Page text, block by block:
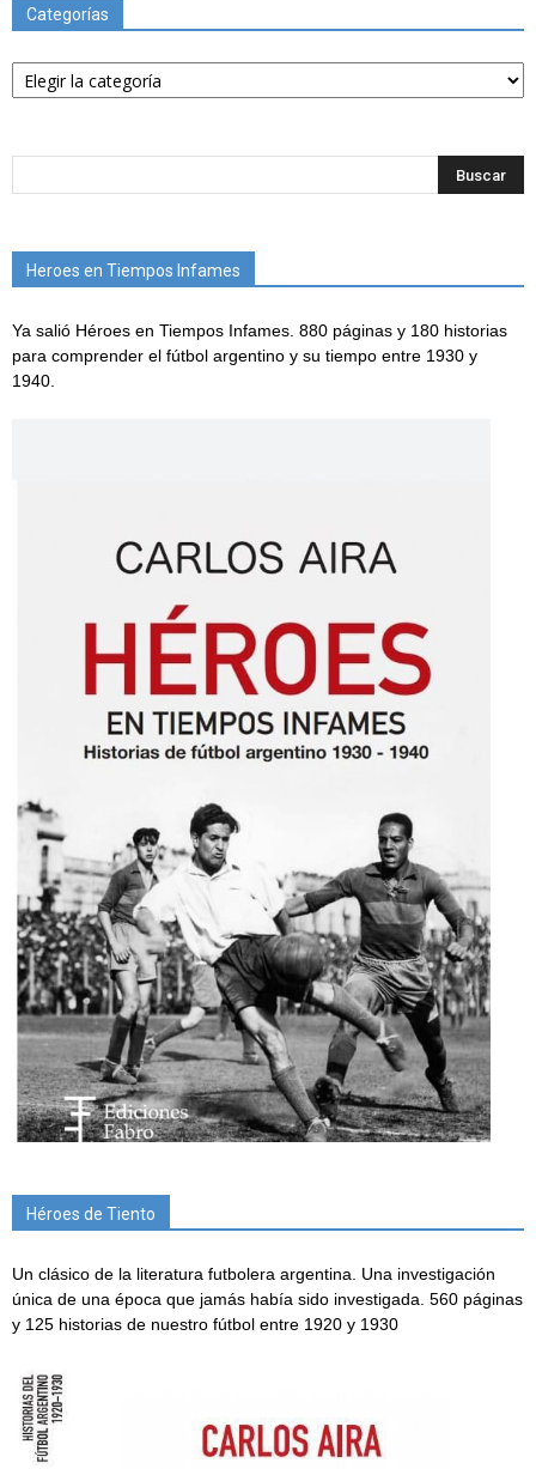
Categorías
Categorías
Heroes en Tiempos Infames
Ya salió Héroes en Tiempos Infames. 880 páginas y 180 historias
para comprender el fútbol argentino y su tiempo entre 1930 y
1940.
Héroes de Tiento
Un clásico de la literatura futbolera argentina. Una investigación
única de una época que jamás había sido investigada. 560 páginas
y 125 historias de nuestro fútbol entre 1920 y 1930